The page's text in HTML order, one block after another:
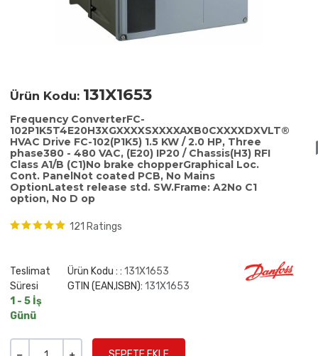
Ürün Kodu: 131X1653
Frequency ConverterFC-
102P1K5T4E20H3XGXXXXSXXXXAXB0CXXXXDXVLT®
HVAC Drive FC-102(P1K5) 1.5 KW / 2.0 HP, Three
phase380 - 480 VAC, (E20) IP20 / Chassis(H3) RFI
Class A1/B (C1)No brake chopperGraphical Loc.
Cont. PanelNot coated PCB, No Mains
OptionLatest release std. SW.Frame: A2No C1
option, No D op
121 Ratings
Teslimat
Süresi
1 - 5 İş
Günü
Ürün Kodu : : 131X1653
GTIN (EAN,ISBN): 131X1653